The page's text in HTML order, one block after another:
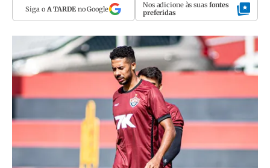
Siga o A TARDEno Google Nos adicione às suas fontes
preferidas